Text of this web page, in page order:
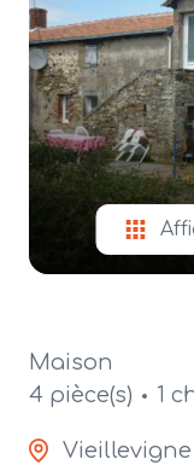
e-
mail
contact
Maison
4 pièce(s)
1
Vieillevigne